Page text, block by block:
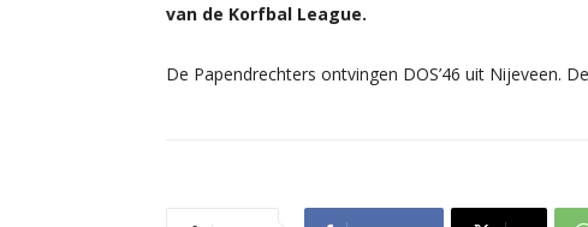
van de Korfbal League.
De Papendrechters ontvingen DOS’46 uit Nijeveen.